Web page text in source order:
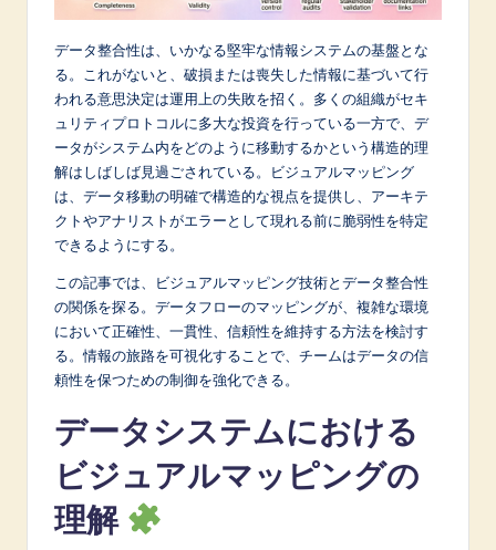
L
in
A
&
データ整合性は、いかなる堅牢な情報システムの基盤とな
る。これがないと、破損または喪失した情報に基づいて行
われる意思決定は運用上の失敗を招く。多くの組織がセキ
ュリティプロトコルに多大な投資を行っている一方で、デ
ータがシステム内をどのように移動するかという構造的理
解はしばしば見過ごされている。ビジュアルマッピング
は、データ移動の明確で構造的な視点を提供し、アーキテ
クトやアナリストがエラーとして現れる前に脆弱性を特定
できるようにする。
この記事では、ビジュアルマッピング技術とデータ整合性
の関係を探る。データフローのマッピングが、複雑な環境
において正確性、一貫性、信頼性を維持する方法を検討す
る。情報の旅路を可視化することで、チームはデータの信
頼性を保つための制御を強化できる。
データシステムにおける
ビジュアルマッピングの
理解